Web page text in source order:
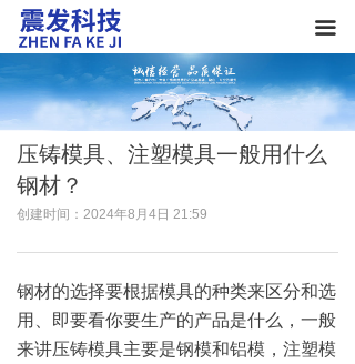
끀
压铸模具、注塑模具一般用什么
钢材？
创建时间： 2024年8月4日 21:59
钢材的选择要根据模具的种类来区分和选
用、即要看你要生产的产品是什么，一般
来讲压铸模具主要是钢模和铝模，注塑模